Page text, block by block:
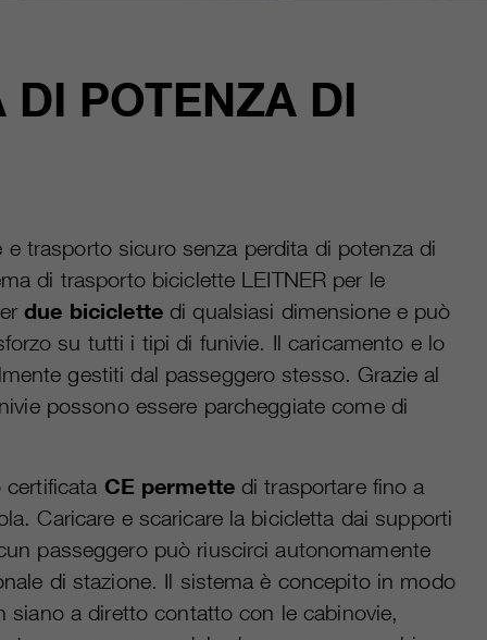
DI POTENZA DI
trasporto sicuro senza perdita di potenza di
di trasporto biciclette LEITNER per le
due biciclettedi qualsiasi dimensione e può
su tutti i tipi di funivie. Il caricamento e lo
gestiti dal passeggero stesso. Grazie al
possono essere parcheggiate come di
CE permettedi trasportare fino a
Caricare e scaricare la bicicletta dai supporti
passeggero può riuscirci autonomamente
di stazione. Il sistema è concepito in modo
siano a diretto contatto con le cabinovie,